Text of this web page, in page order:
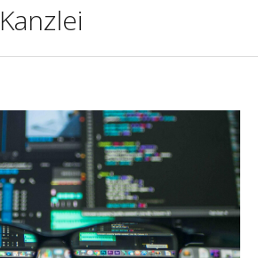
Kanzlei